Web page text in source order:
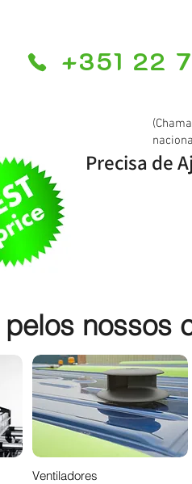
+351 22
Precisa de
nossos
Ventiladores